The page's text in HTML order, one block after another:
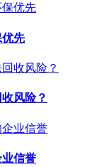
先
风险？
信誉